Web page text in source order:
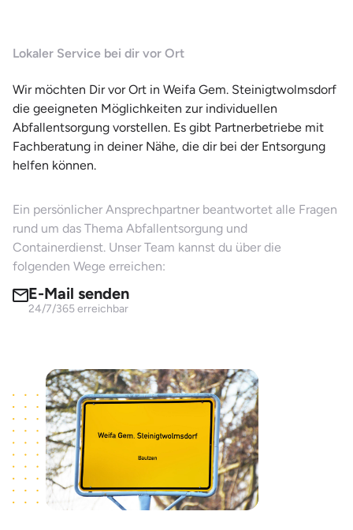
Lokaler Service bei dir vor Ort
Wir möchten Dir vor Ort in Weifa Gem. Steinigtwolmsdorf
die geeigneten Möglichkeiten zur individuellen
Abfallentsorgung vorstellen. Es gibt Partnerbetriebe mit
Fachberatung in deiner Nähe, die dir bei der Entsorgung
helfen können.
Ein persönlicher Ansprechpartner beantwortet alle Fragen
rund um das Thema Abfallentsorgung und
Containerdienst. Unser Team kannst du über die
folgenden Wege erreichen:
E-Mail senden
24/7/365 erreichbar